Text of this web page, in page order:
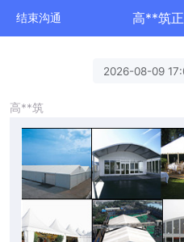
结束沟通 高**筑
2026-08-09
高**筑